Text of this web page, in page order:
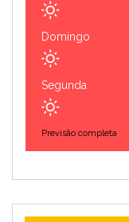
Domingo
Segunda
Previsão completa